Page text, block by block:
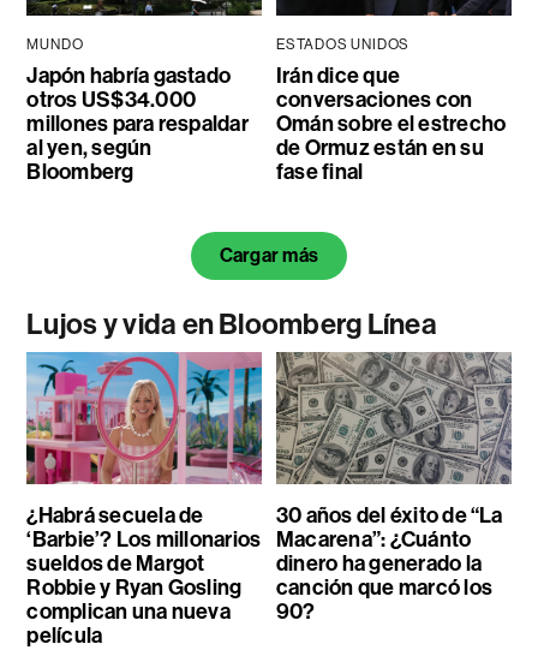
MUNDO
Japón habría gastado
otros US$34.000
millones para respaldar
al yen, según
Bloomberg
ESTADOS UNIDOS
Irán dice que
conversaciones con
Omán sobre el estrecho
de Ormuz están en su
fase final
Cargar más
Lujos y vida en Bloomberg Línea
¿Habrá secuela de
‘Barbie’? Los millonarios
sueldos de Margot
Robbie y Ryan Gosling
complican una nueva
película
30 años del éxito de “La
Macarena”: ¿Cuánto
dinero ha generado la
canción que marcó los
90?